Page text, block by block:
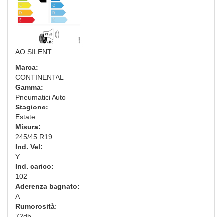
AO SILENT
Marca:
CONTINENTAL
Gamma:
Pneumatici Auto
Stagione:
Estate
Misura:
245/45 R19
Ind. Vel:
Y
Ind. carico:
102
Aderenza bagnato:
A
Rumorosità: